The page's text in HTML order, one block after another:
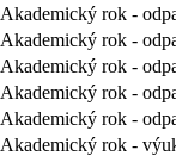
Akademický rok -
Akademický rok -
Akademický rok -
Akademický rok -
Akademický rok -
Akademický rok -